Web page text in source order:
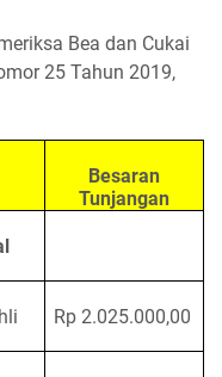
Bea dan Cukai
25 Tahun 2019,
Besaran
Tunjangan
Rp 2.025.000,00